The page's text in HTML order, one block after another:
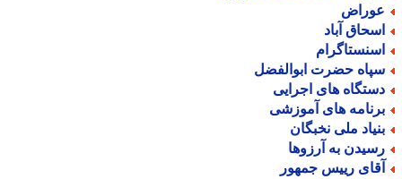
آباد
حضرت ابوالفضل
های اجرایی
های آموزشی
ملی نخبگان
به آرزوها
رییس جمهور